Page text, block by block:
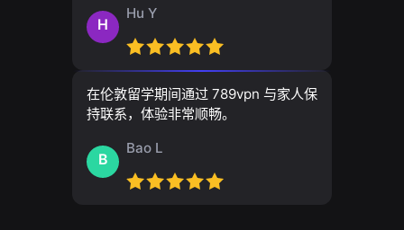
H
Hu Y
在伦敦留学期间通过 789vpn 与家人保
持联系，体验非常顺畅。
B
Bao L